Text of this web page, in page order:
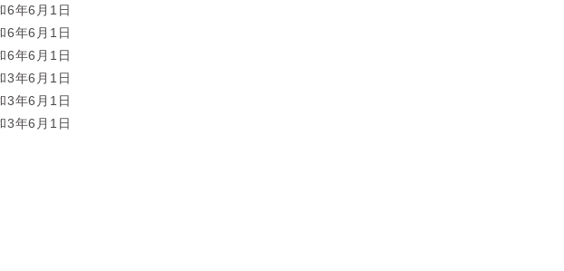
6年6月1日
6年6月1日
6年6月1日
3年6月1日
3年6月1日
3年6月1日